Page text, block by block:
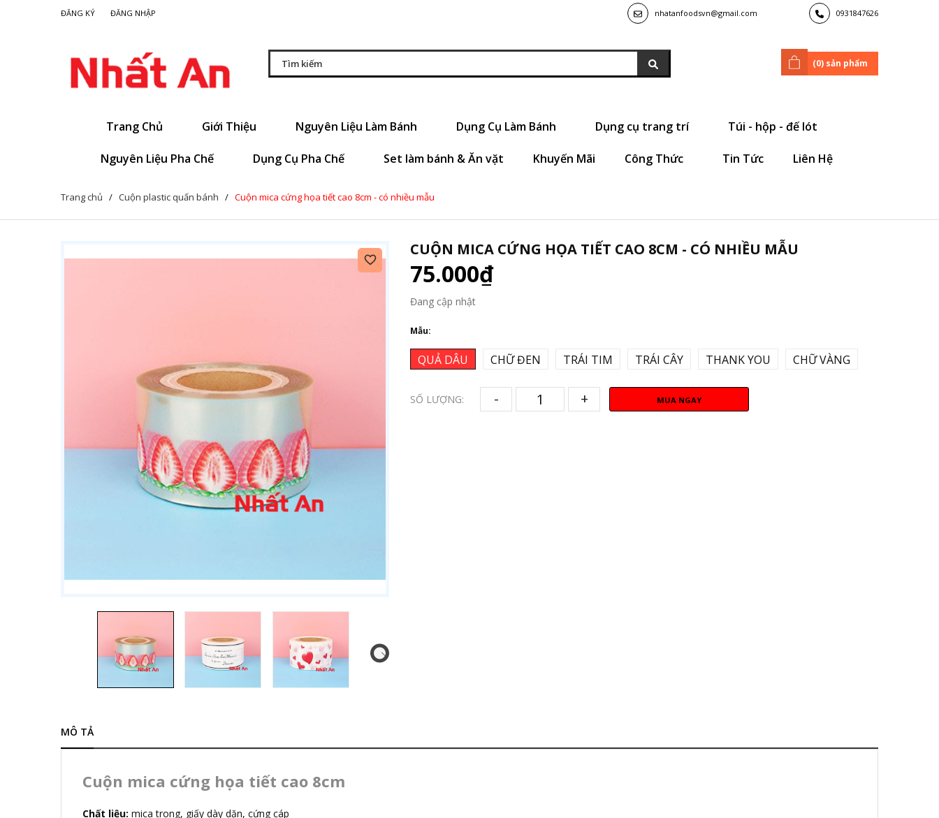
ĐĂNG KÝ ĐĂNG NHẬP nhatanfoodsvn@gmail.com 0931847626
(0) sản phẩm
Trang Chủ Giới Thiệu Nguyên Liệu Làm Bánh Dụng Cụ Làm Bánh Dụng cụ trang trí Túi - hộp - đế lót
Nguyên Liệu Pha Chế Dụng Cụ Pha Chế Set làm bánh & Ăn vặt Khuyến Mãi Công Thức Tin Tức Liên Hệ
Trang chủ / Cuộn plastic quấn bánh / Cuộn mica cứng họa tiết cao 8cm - có nhiều mẫu
CUỘN MICA CỨNG HỌA TIẾT CAO 8CM - CÓ NHIỀU MẪU
75.000₫
Đang cập nhật
Mẫu:
QUẢ DÂU CHỮ ĐEN TRÁI TIM TRÁI CÂY THANK YOU CHỮ VÀNG
SỐ LƯỢNG: - + MUA NGAY
MÔ TẢ
Cuộn mica cứng họa tiết cao 8cm
Chất liệu: mica trong, giấy dày dặn, cứng cáp